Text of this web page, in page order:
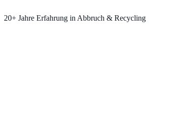
20+ Jahre Erfahrung in Abbruch & Recycling